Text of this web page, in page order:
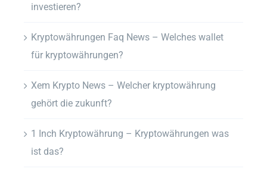
investieren?
Kryptowährungen Faq News – Welches wallet
für kryptowährungen?
Xem Krypto News – Welcher kryptowährung
gehört die zukunft?
1 Inch Kryptowährung – Kryptowährungen was
ist das?